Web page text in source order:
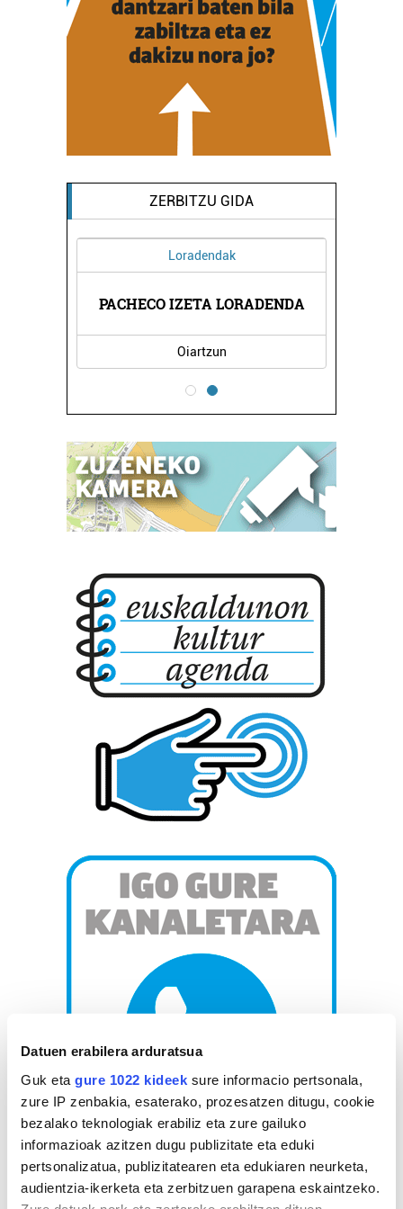
Datuen erabilera arduratsua
Guk eta gure 1022 kideek sure informacio pertsonala,
zure IP zenbakia, esaterako, prozesatzen ditugu, cookie
bezalako teknologiak erabiliz eta zure gailuko
informazioak azitzen dugu publizitate eta eduki
pertsonalizatua, publizitatearen eta edukiaren neurketa,
audientzia-ikerketa eta zerbitzuen garapena eskaintzeko.
ZERBITZU GIDA
Loradendak
PACHECO IZETA LORADENDA
Oiartzun
AGENDA